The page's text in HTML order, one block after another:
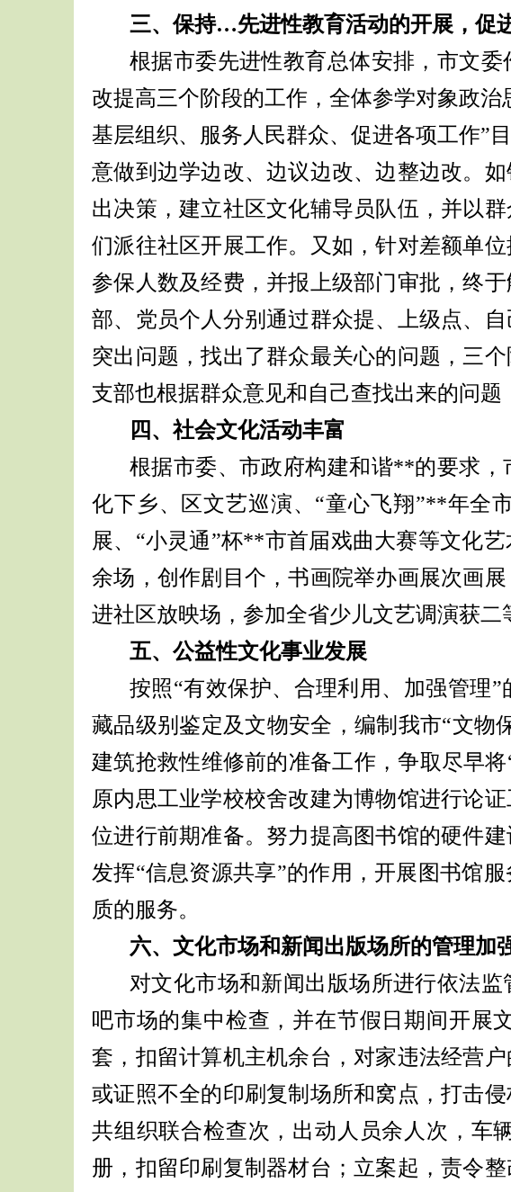
三、保持…先进性教育活动的开展，促
根据市委先进性教育总体安排，市文
改提高三个阶段的工作，全体参学对象政
基层组织、服务人民群众、促进各项工作”
意做到边学边改、边议边改、边整边改。
出决策，建立社区文化辅导员队伍，并以
们派往社区开展工作。又如，针对差额单
参保人数及经费，并报上级部门审批，终
部、党员个人分别通过群众提、上级点、
突出问题，找出了群众最关心的问题，三
支部也根据群众意见和自己查找出来的问
四、社会文化活动丰富
根据市委、市政府构建和谐**的要求，
化下乡、区文艺巡演、“童心飞翔”**年全
展、“小灵通”杯**市首届戏曲大赛等文化
余场，创作剧目个，书画院举办画展次画
进社区放映场，参加全省少儿文艺调演获二
五、公益性文化事业发展
按照“有效保护、合理利用、加强管理
藏品级别鉴定及文物安全，编制我市“文物
建筑抢救性维修前的准备工作，争取尽早将
原内思工业学校校舍改建为博物馆进行论
位进行前期准备。努力提高图书馆的硬件
发挥“信息资源共享”的作用，开展图书馆
质的服务。
六、文化市场和新闻出版场所的管理加
对文化市场和新闻出版场所进行依法
吧市场的集中检查，并在节假日期间开展
套，扣留计算机主机余台，对家违法经营
或证照不全的印刷复制场所和窝点，打击
共组织联合检查次，出动人员余人次，车
册，扣留印刷复制器材台；立案起，责令